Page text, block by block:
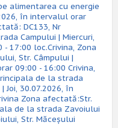
alimentarea cu energie
în intervalul orar
DC133, Nr
Campului | Miercuri,
17:00 loc.Crivina, Zona
Str. Câmpului |
09:00 - 16:00 Crivina,
de la strada
Joi, 30.07.2026, în
Zona afectată:Str.
de la strada Zavoiului
Str. Măceșului